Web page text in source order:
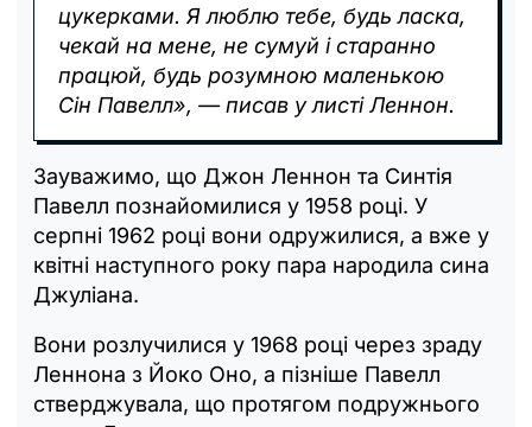
цукерками. Я люблю тебе, будь ласка,
чекай на мене, не сумуй і старанно
працюй, будь розумною маленькою
Сін Павелл», — писав у листі Леннон.
Зауважимо, що Джон Леннон та Синтія
Павелл познайомилися у 1958 році. У
серпні 1962 році вони одружилися, а вже у
квітні наступного року пара народила сина
Джуліана.
Вони розлучилися у 1968 році через зраду
Леннона з Йоко Оно, а пізніше Павелл
стверджувала, що протягом подружнього